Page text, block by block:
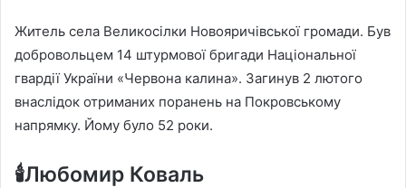
Житель села Великосілки Новояричівської громади. Був
добровольцем 14 штурмової бригади Національної
гвардії України «Червона калина». Загинув 2 лютого
внаслідок отриманих поранень на Покровському
напрямку. Йому було 52 роки.
🕯️Любомир Коваль